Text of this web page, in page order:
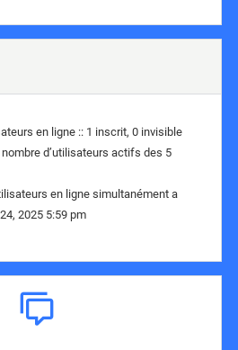
en ligne :: 1 inscrit, 0 invisible
d’utilisateurs actifs des 5
en ligne simultanément a
2025 5:59 pm